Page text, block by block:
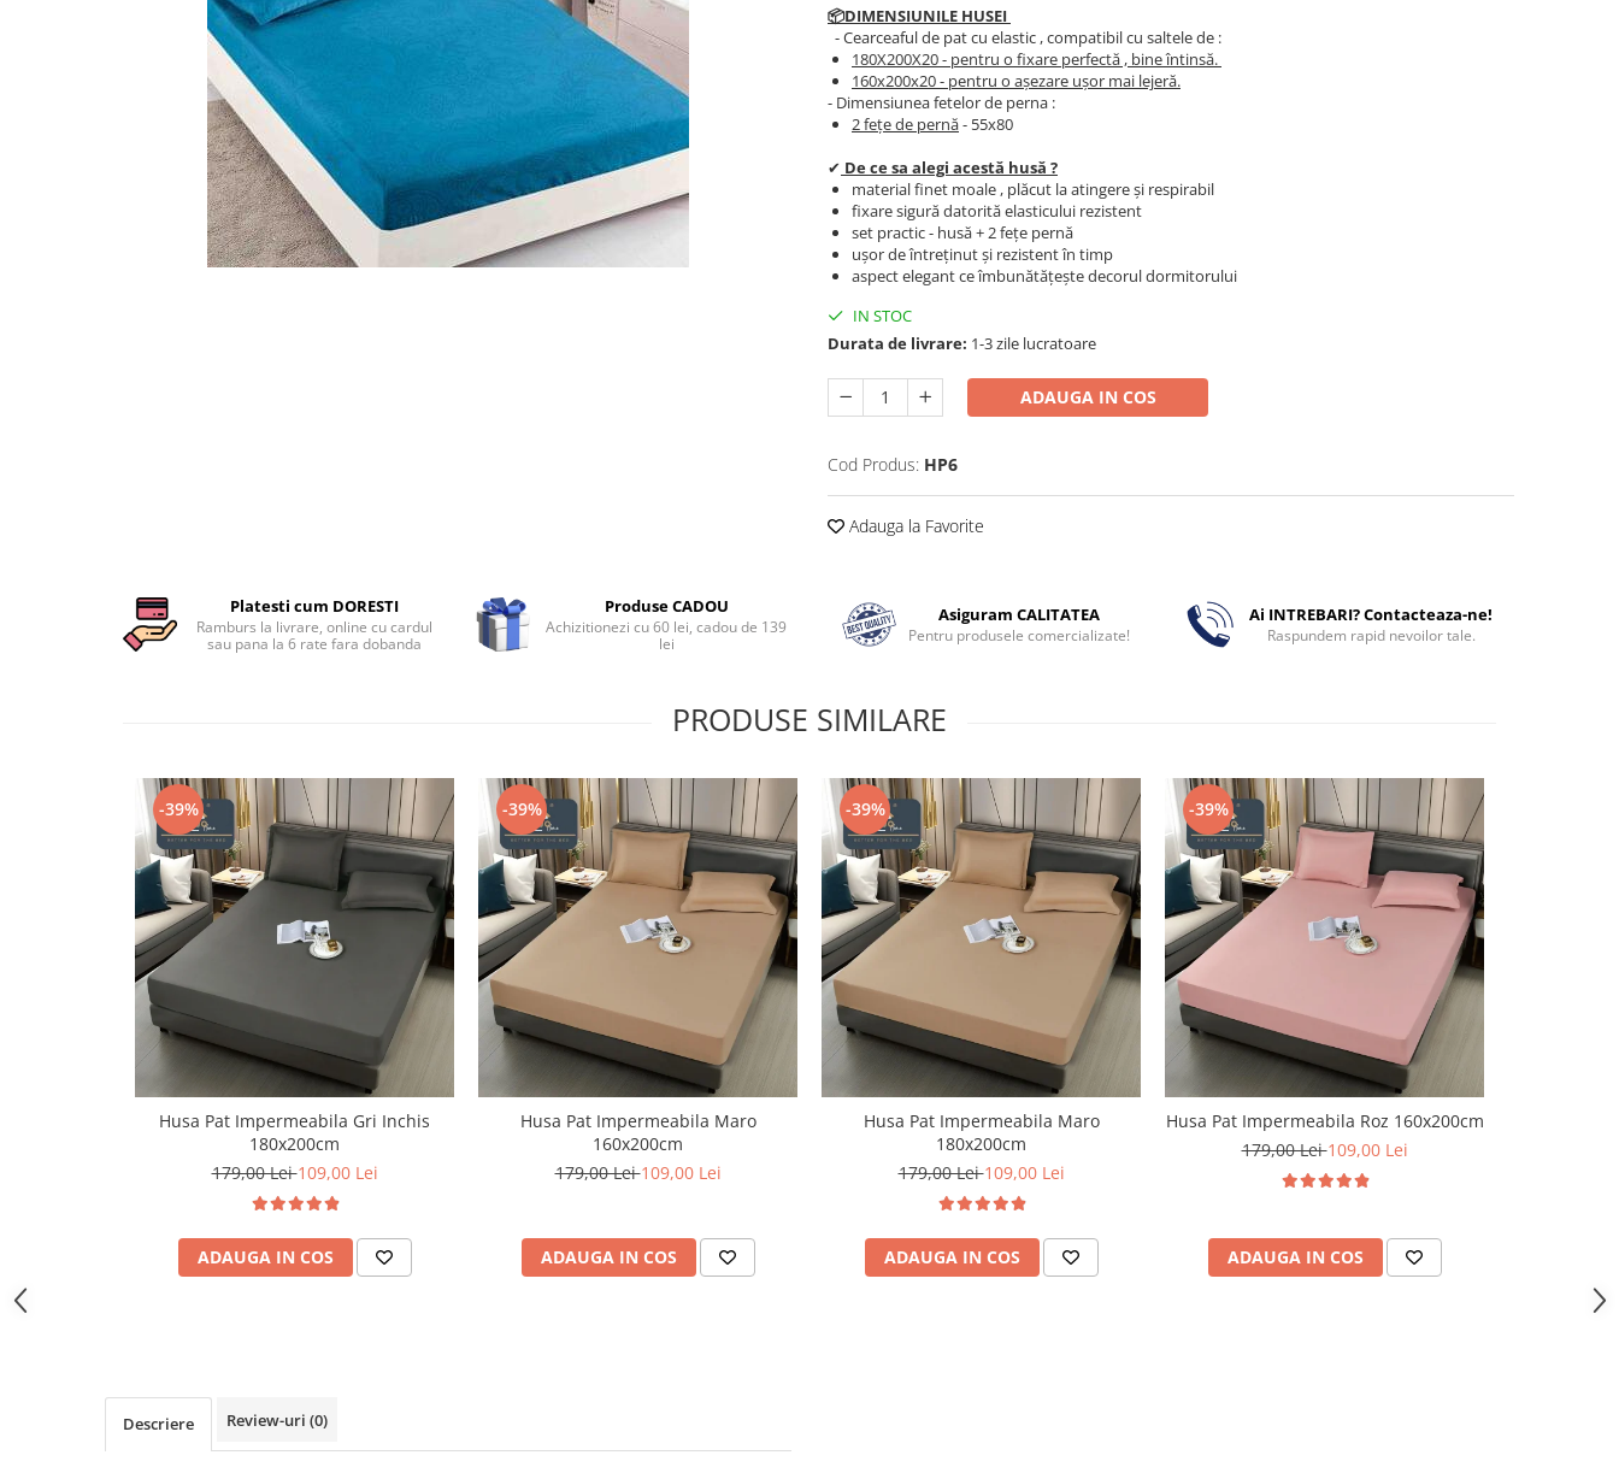
Lenjerii De Pat Creponate
Lenjerii De Pat Bumbac Poplin 2
Lenjerii De Pat Bumbac Poplin,
Lenjerii De Pat Bumbac Satinat 2
Piese, Cu Pilota Inclusa
Lenjerii De Pat Premium Collection
Lenjerii Damasc Egiptean King Size
Lenjerii De Pat, Finet Premium, 1
Lenjerii De Pat Damasc 1 Persoana
Lenjerii De Pat, Imprimeu 3D, 1
📦DIMENSIUNILE HUSEI
- Cearceaful de pat cu elastic , compatibil cu saltele de :
180X200X20- pentru o fixare perfectă , bine întinsă.
​​​​160x200x20- pentru o așezare ușor mai lejeră.
- Dimensiunea fetelor de perna :
2 fețe de pernă- 55x80
✔ De ce sa alegi acestă husă ?
material finet moale , plăcut la atingere și respirabil
fixare sigură datorită elasticului rezistent
set practic - husă + 2 fețe pernă
ușor de întreținut și rezistent în timp
aspect elegant ce îmbunătățește decorul dormitorului
IN STOC
Durata de livrare: 1-3 zile lucratoare
ADAUGA IN COS
Cod Produs: HP6
Adauga la Favorite
Platesti cum DORESTI
Ramburs la livrare, online cu cardul
sau pana la 6 rate fara dobanda
Produse CADOU
Achizitionezi cu 60 lei, cadou de 139
lei
Asiguram CALITATEA
Pentru produsele comercializate!
Ai INTREBARI? Contacteaza-ne!
Raspundem rapid nevoilor tale.
PRODUSE SIMILARE
-39%
Husa Pat Impermeabila Gri Inchis
180x200cm
179,00 Lei109,00 Lei
ADAUGA IN COS
-39%
Husa Pat Impermeabila Maro
160x200cm
179,00 Lei109,00 Lei
ADAUGA IN COS
-39%
Husa Pat Impermeabila Maro
180x200cm
179,00 Lei109,00 Lei
ADAUGA IN COS
-39%
Husa Pat Impermeabila Roz 160x200cm
179,00 Lei109,00 Lei
ADAUGA IN COS
Descriere Review-uri (0)